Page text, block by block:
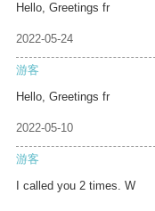
Hello, Greetings fr
2022-05-24
游客
Hello, Greetings fr
2022-05-10
游客
I called you 2 times. W